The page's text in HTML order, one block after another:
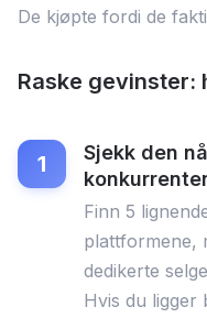
De kjøpte fordi de
Raske gevinster:
Sjekk den
Finn 5
plattformene,
dedikerte
Hvis du ligger